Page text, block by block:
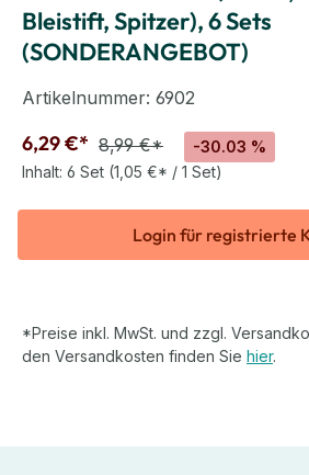
Bleistift, Spitzer), 6 Sets
(SONDERANGEBOT)
Artikelnummer: 6902
6,29 €* 8,99 €*
-30.03 %
Inhalt: 6 Set (1,05 €* / 1 Set)
Login für registrierte
*Preise inkl. MwSt. und zzgl.
den Versandkosten finden Sie hier.